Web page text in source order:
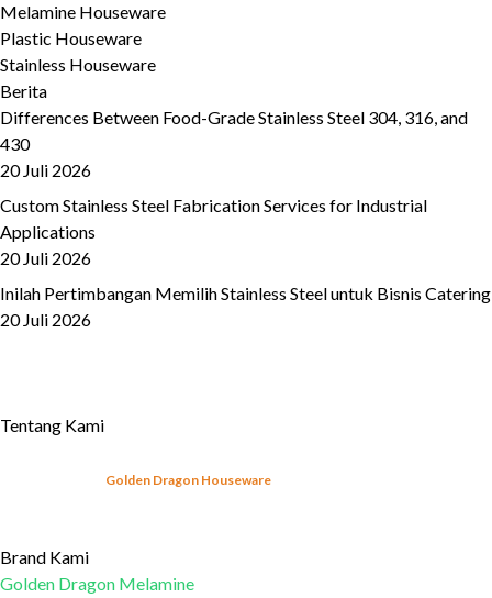
Melamine Houseware
Plastic Houseware
Stainless Houseware
Berita
Differences Between Food-Grade Stainless Steel 304, 316, and
430
20 Juli 2026
Custom Stainless Steel Fabrication Services for Industrial
Applications
20 Juli 2026
Inilah Pertimbangan Memilih Stainless Steel untuk Bisnis Catering
20 Juli 2026
Tentang Kami
Golden Dragon Houseware
Brand Kami
Golden Dragon Melamine